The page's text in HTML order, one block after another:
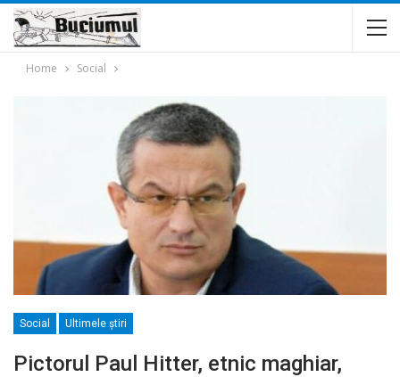
Home Social
Social Ultimele ştiri
Pictorul Paul Hitter, etnic maghiar,